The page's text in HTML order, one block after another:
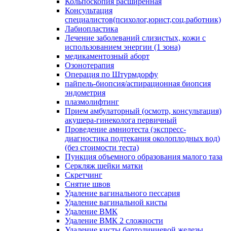
Консультация
специалистов(психолог,юрист,соц.работник)
Лабиопластика
Лечение заболеваний слизистых, кожи с
использованием энергии (1 зона)
медикаментозный аборт
Озонотерапия
Операция по Штурмдорфу
пайпель-биопсия/аспирационная биопсия
эндометрия
плазмолифтинг
Прием амбулаторный (осмотр, консультация)
акушера-гинеколога первичный
Проведение амниотеста (экспресс-
диагностика подтекания околоплодных вод)
(без стоимости теста)
Пункция объемного образования малого таза
Серкляж шейки матки
Скретчинг
Снятие швов
Удаление вагинального пессария
Удаление вагинальной кисты
Удаление ВМК
Удаление ВМК 2 сложности